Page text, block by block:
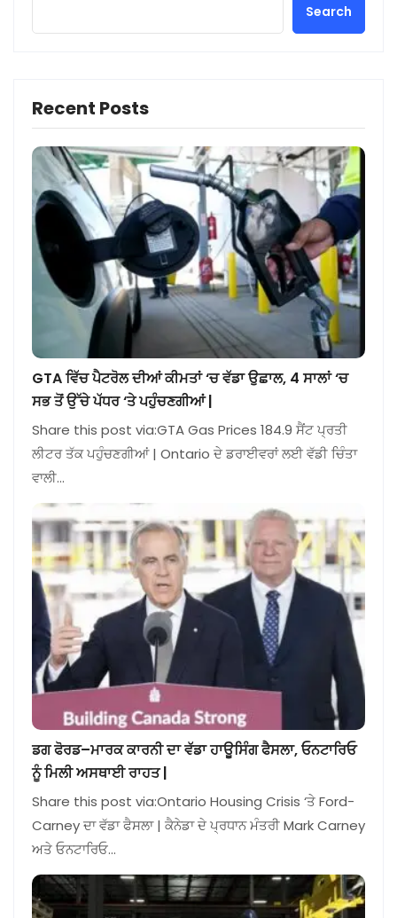
Search
Recent Posts
GTA ਵਿੱਚ ਪੈਟਰੋਲ ਦੀਆਂ ਕੀਮਤਾਂ ‘ਚ ਵੱਡਾ ਉਛਾਲ, 4 ਸਾਲਾਂ ‘ਚ
ਸਭ ਤੋਂ ਉੱਚੇ ਪੱਧਰ ‘ਤੇ ਪਹੁੰਚਣਗੀਆਂ |
Share this post via:GTA Gas Prices 184.9 ਸੈਂਟ ਪ੍ਰਤੀ
ਲੀਟਰ ਤੱਕ ਪਹੁੰਚਣਗੀਆਂ | Ontario ਦੇ ਡਰਾਈਵਰਾਂ ਲਈ ਵੱਡੀ ਚਿੰਤਾ
ਵਾਲੀ…
ਡਗ ਫੋਰਡ–ਮਾਰਕ ਕਾਰਨੀ ਦਾ ਵੱਡਾ ਹਾਊਸਿੰਗ ਫੈਸਲਾ, ਓਨਟਾਰਿਓ
ਨੂੰ ਮਿਲੀ ਅਸਥਾਈ ਰਾਹਤ |
Share this post via:Ontario Housing Crisis ‘ਤੇ Ford-
Carney ਦਾ ਵੱਡਾ ਫੈਸਲਾ | ਕੈਨੇਡਾ ਦੇ ਪ੍ਰਧਾਨ ਮੰਤਰੀ Mark Carney
ਅਤੇ ਓਨਟਾਰਿਓ…